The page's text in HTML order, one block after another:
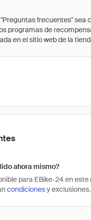
frecuentes"
programas de
en el sitio web de la
ahora mismo?
para EBike-24 en
condicionesy exclusiones.